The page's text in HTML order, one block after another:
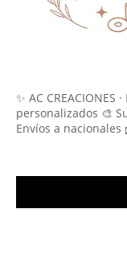
✨ AC CREACIONES
personalizados 🎨
Envíos a nacionales